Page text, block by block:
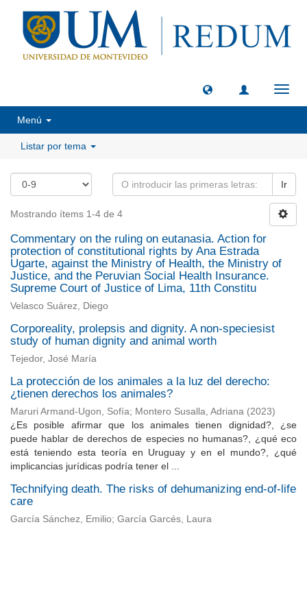
Menú
Listar por tema
Ir
Mostrando ítems 1-4 de 4
Commentary on the ruling on eutanasia. Action for
protection of constitutional rights by Ana Estrada
Ugarte, against the Ministry of Health, the Ministry of
Justice, and the Peruvian Social Health Insurance.
Supreme Court of Justice of Lima, 11th Constitu
Velasco Suárez, Diego
Corporeality, prolepsis and dignity. A non-speciesist
study of human dignity and animal worth
Tejedor, José María
La protección de los animales a la luz del derecho:
¿tienen derechos los animales?
Maruri Armand-Ugon, Sofía; Montero Susalla, Adriana (2023)
¿Es posible afirmar que los animales tienen dignidad?, ¿se
puede hablar de derechos de especies no humanas?, ¿qué eco
está teniendo esta teoría en Uruguay y en el mundo?, ¿qué
implicancias jurídicas podría tener el ...
Technifying death. The risks of dehumanizing end-of-life
care
García Sánchez, Emilio; García Garcés, Laura